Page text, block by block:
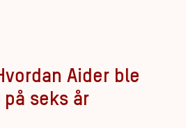
Aider ble
seks år